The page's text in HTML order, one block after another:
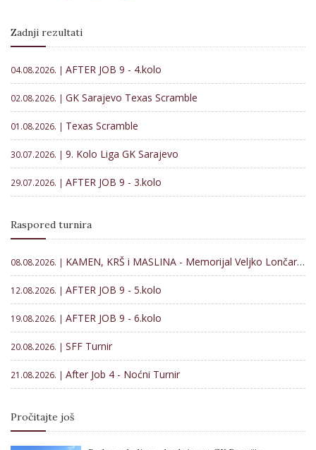
Zadnji rezultati
04.08.2026. | AFTER JOB 9 - 4.kolo
02.08.2026. | GK Sarajevo Texas Scramble
01.08.2026. | Texas Scramble
30.07.2026. | 9. Kolo Liga GK Sarajevo
29.07.2026. | AFTER JOB 9 - 3.kolo
Raspored turnira
08.08.2026. | KAMEN, KRŠ i MASLINA - Memorijal Veljko Lončar 2026
12.08.2026. | AFTER JOB 9 - 5.kolo
19.08.2026. | AFTER JOB 9 - 6.kolo
20.08.2026. | SFF Turnir
21.08.2026. | After Job 4 - Noćni Turnir
Pročitajte još